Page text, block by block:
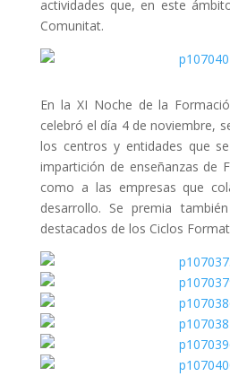
actividades que, en este
Comunitat.
En la XI Noche de la
celebró el día 4 de noviembre,
los centros y entidades que
impartición de enseñanzas de
como a las empresas que
desarrollo. Se premia
destacados de los Ciclos